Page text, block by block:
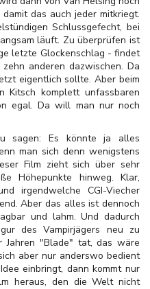
das auch jeder mitkriegt.
Schlussgefecht, bei
läuft. Zu überprüfen ist
letzte Glockenschlag - findet
anderen dazwischen. Da
eigentlich sollte. Aber beim
Kitsch komplett unfassbaren
egal. Da will man nur noch
sagen: Es könnte ja alles
man sich denn wenigstens
Film zieht sich über sehr
Höhepunkte hinweg. Klar,
irgendwelche CGI-Viecher
Aber das alles ist dennoch
und lahm. Und dadurch
des Vampirjägers neu zu
"Blade" tat, das wäre
aber nur anderswo bedient
einbringt, dann kommt nur
heraus, den die Welt nicht